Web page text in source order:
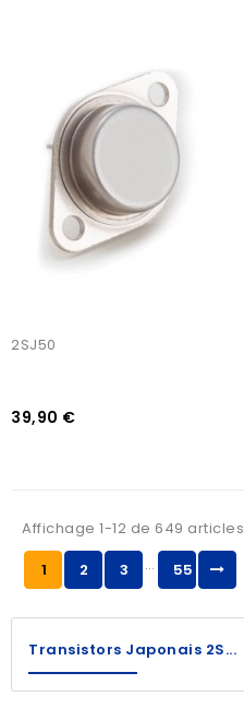
2SJ50
39,90 €
Affichage 1-12 de 649 articles
1
2 3 … 55
Transistors Japonais 2S...